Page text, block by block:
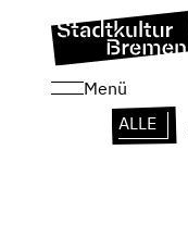
Menü
ALLE